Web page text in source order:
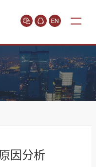
因分析